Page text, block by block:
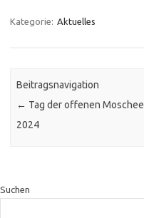
Kategorie: Aktuelles
Beitragsnavigation
← Tag der offenen Moschee
2024
Suchen